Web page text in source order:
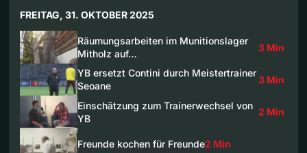
FREITAG, 31. OKTOBER 2025
Räumungsarbeiten im Munitionslager
Mitholz auf…
3 Min
YB ersetzt Contini durch Meistertrainer
Seoane
3 Min
Einschätzung zum Trainerwechsel von
YB
2 Min
Freunde kochen für Freunde2 Min